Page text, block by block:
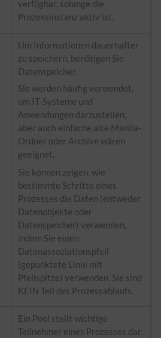
verfügbar, solange die
Prozessinstanz aktiv ist.
Um Informationen dauerhafter
zu speichern, benötigen Sie
Datenspeicher.
Sie werden häufig verwendet,
um IT-Systeme und
Anwendungen darzustellen,
aber auch einfache alte Manila-
Ordner oder Archive wären
geeignet.
Sie können zeigen, wie
bestimmte Schritte eines
Prozesses die Daten (entweder
Datenobjekte oder
Datenspeicher) verwenden,
indem Sie einen
Datenassoziationspfeil
(gepunktete Linie mit
Pfeilspitze) verwenden. Sie sind
KEIN Teil des Prozessablaufs.
Ein Pool stellt wichtige
Teilnehmer eines Prozesses dar